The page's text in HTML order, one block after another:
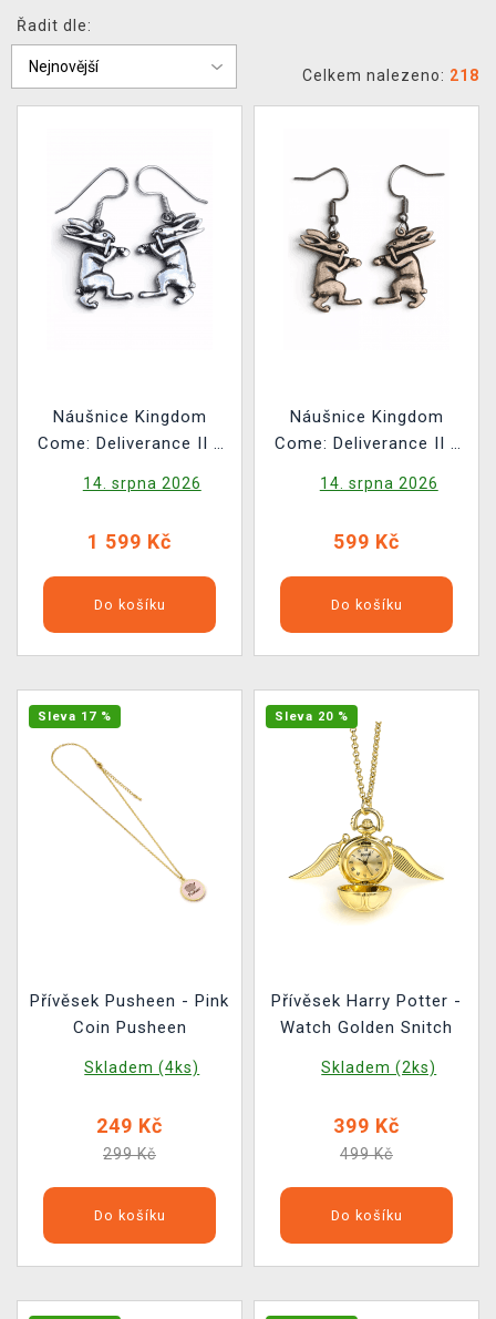
Řadit dle:
Celkem nalezeno: 218
Náušnice Kingdom
Come: Deliverance II -
14. srpna 2026
1 599 Kč
Do košíku
Náušnice Kingdom
Come: Deliverance II -
14. srpna 2026
599 Kč
Do košíku
Sleva 17 %
Přívěsek Pusheen - Pink
Coin Pusheen
Skladem (4ks)
249 Kč
299 Kč
Do košíku
Sleva 20 %
Přívěsek Harry Potter -
Watch Golden Snitch
Skladem (2ks)
399 Kč
499 Kč
Do košíku